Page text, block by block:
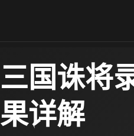
三国诛将
果详解